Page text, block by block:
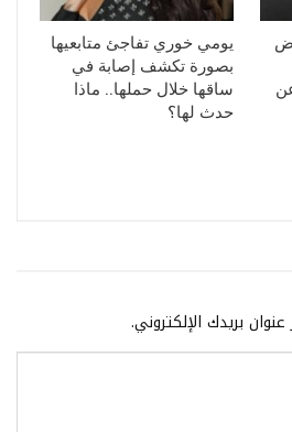
يومي خوري تفاجئ متابعيها
بصورة تكشف إصابة في
ساقها خلال حملها.. ماذا
حدث لها؟
بريدك الإلكتروني.